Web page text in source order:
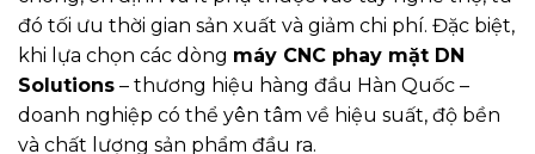
đó tối ưu thời gian sản xuất và giảm chi phí. Đặc biệt,
khi lựa chọn các dòng máy CNC phay mặt DN
Solutions – thương hiệu hàng đầu Hàn Quốc –
doanh nghiệp có thể yên tâm về hiệu suất, độ bền
và chất lượng sản phẩm đầu ra.